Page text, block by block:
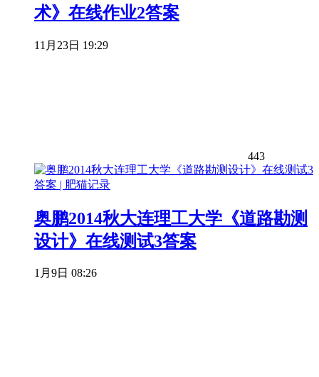
术》在线作业2答案
11月23日 19:29
443
奥鹏2014秋大连理工大学《道路勘测
设计》在线测试3答案
1月9日 08:26